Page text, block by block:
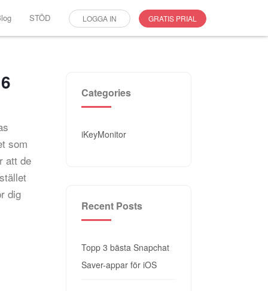
STÖD LOGGA IN GRATIS PRIAL
som
att de
dig
Categories
iKeyMonitor
Recent Posts
Topp 3 bästa Snapchat
Saver-appar för iOS